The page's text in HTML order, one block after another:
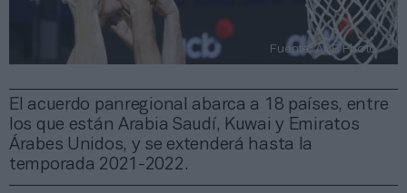
El acuerdo panregional abarca a 18 países, entre
los que están Arabia Saudí, Kuwai y Emiratos
Árabes Unidos, y se extenderá hasta la
temporada 2021-2022.
Fuente: ACB Photo.